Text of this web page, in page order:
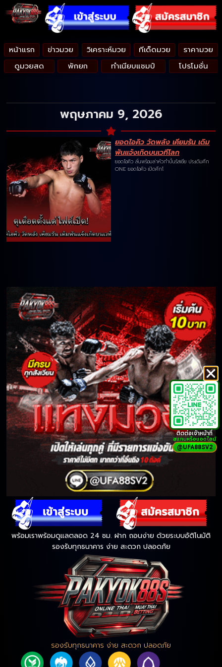
หน้าแรก ข่าวมวย วิเคราะห์มวย ทีเด็ดมวย
ราคามวย
ดูมวยสด
พักยก ทำเนียบแชมป์ โปรโมชั่น
พฤษภาคม 9, 2026
ยอดไอคิว วัดพลัง เคียมรัน เดิม
พันแจ้งเกิดบนเวทีโลก
ยอดไอคิว ลั่นพร้อมล่าหัวกำปั้นรัสเซีย ประเดิมศึก
ONE ยอดไอคิว เปิดศึกโ
พร้อมเราพร้อมดูแลตลอด 24 ชม. ฝาก ถอนง่าย ด้วยระบบอัติโนมัติ
รองรับทุกธนาคาร ง่าย สะดวก ปลอดภัย
รองรับทุกธนาคาร ง่าย สะดวก ปลอดภัย
ติดต่อเจ้าหน้าที่
สแกนหรือแอดไลน์
@UFA88SV2